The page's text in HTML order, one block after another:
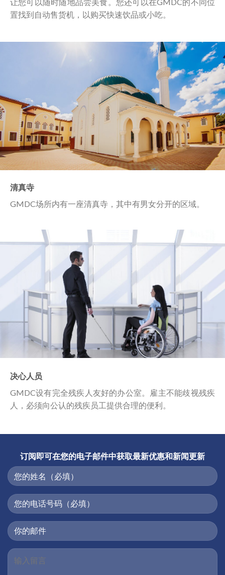
置找到自动售货机，以购买快速饮品或小吃。
清真寺
GMDC场所内有一座清真寺，其中有男女分开的区域。
决心人员
GMDC设有完全残疾人友好的办公室。雇主不能歧视残疾
人，必须向公认的残疾员工提供合理的便利。
订阅即可在您的电子邮件中获取最新优惠和新闻更新